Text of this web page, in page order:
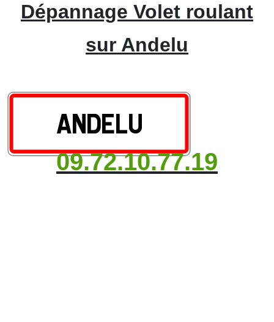
Dépannage Volet roulant
sur Andelu
09.72.10.77.19